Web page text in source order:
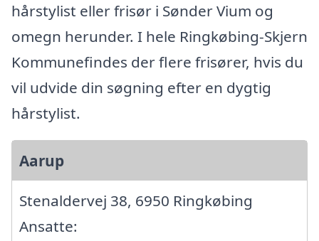
hårstylist eller frisør i Sønder Vium og
omegn herunder. I hele Ringkøbing-Skjern
Kommunefindes der flere frisører, hvis du
vil udvide din søgning efter en dygtig
hårstylist.
Aarup
Stenaldervej 38, 6950 Ringkøbing
Ansatte: